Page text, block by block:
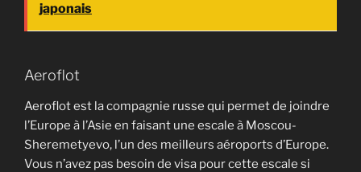
japonais
Aeroflot
Aeroflot est la compagnie russe qui permet de joindre
l’Europe à l’Asie en faisant une escale à Moscou-
Sheremetyevo, l’un des meilleurs aéroports d’Europe.
Vous n’avez pas besoin de visa pour cette escale si